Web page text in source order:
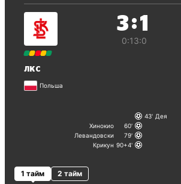
ЛКС
Польша
3:1
0:13:0
43
Дея
Хинокио
60
Левандовски
79
Крикун 90+4
1 тайм 2 тайм